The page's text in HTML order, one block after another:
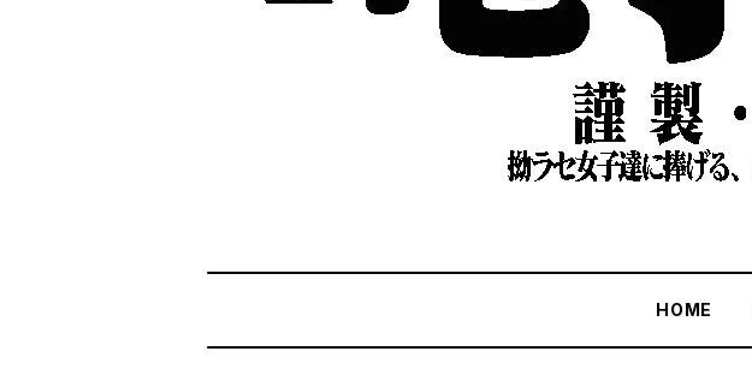
HOME